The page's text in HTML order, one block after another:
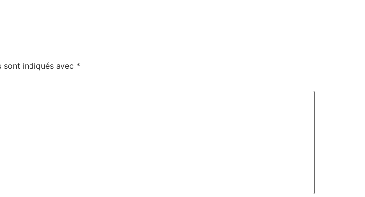
sont indiqués avec *